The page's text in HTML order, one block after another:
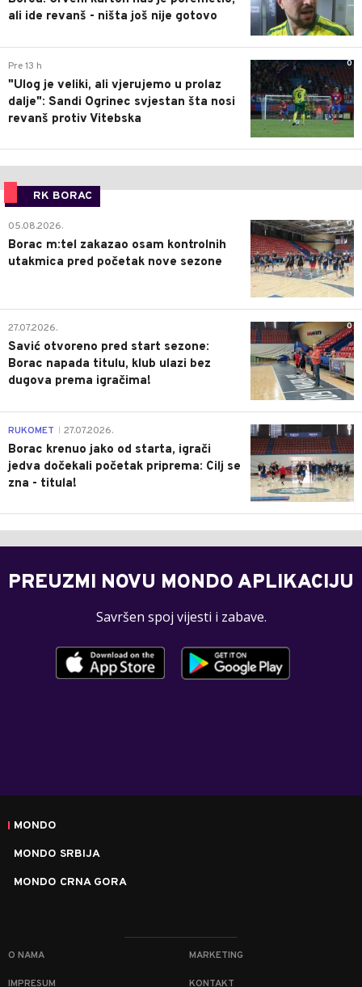
ali ide revanš - ništa još nije gotovo
0
Pre 13 h
"Ulog je veliki, ali vjerujemo u prolaz
dalje": Sandi Ogrinec svjestan šta nosi
revanš protiv Vitebska
RK BORAC
0
05.08.2026.
Borac m:tel zakazao osam kontrolnih
utakmica pred početak nove sezone
0
27.07.2026.
Savić otvoreno pred start sezone:
Borac napada titulu, klub ulazi bez
dugova prema igračima!
0
RUKOMET 27.07.2026.
Borac krenuo jako od starta, igrači
jedva dočekali početak priprema: Cilj se
zna - titula!
PREUZMI NOVU MONDO APLIKACIJU
Savršen spoj vijesti i zabave.
MONDO
MONDO SRBIJA
MONDO CRNA GORA
O NAMA MARKETING
IMPRESUM KONTAKT